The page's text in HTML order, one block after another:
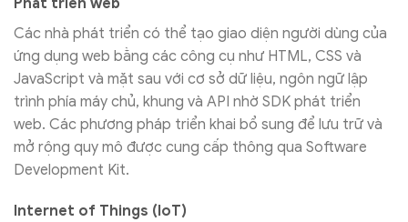
Các nhà phát triển có thể tạo giao diện người dùng của
ứng dụng web bằng các công cụ như HTML, CSS và
JavaScript và mặt sau với cơ sở dữ liệu, ngôn ngữ lập
trình phía máy chủ, khung và API nhờ SDK phát triển
web. Các phương pháp triển khai bổ sung để lưu trữ và
mở rộng quy mô được cung cấp thông qua Software
Development Kit.
Internet of Things (IoT)